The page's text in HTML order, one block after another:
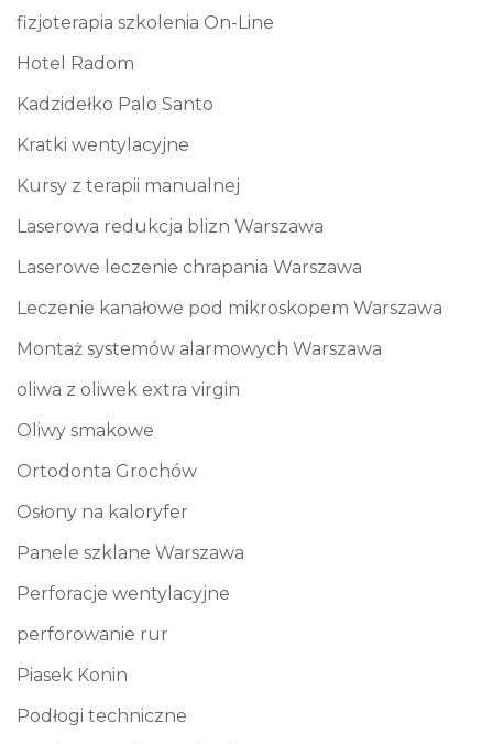
fizjoterapia szkolenia On-Line
Hotel Radom
Kadzidełko Palo Santo
Kratki wentylacyjne
Kursy z terapii manualnej
Laserowa redukcja blizn Warszawa
Laserowe leczenie chrapania Warszawa
Leczenie kanałowe pod mikroskopem Warszawa
Montaż systemów alarmowych Warszawa
oliwa z oliwek extra virgin
Oliwy smakowe
Ortodonta Grochów
Osłony na kaloryfer
Panele szklane Warszawa
Perforacje wentylacyjne
perforowanie rur
Piasek Konin
Podłogi techniczne